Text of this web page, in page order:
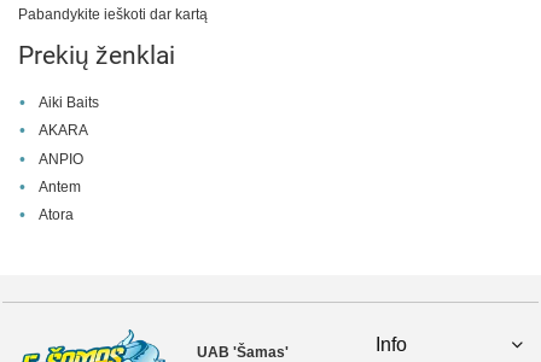
Pabandykite ieškoti dar kartą
Prekių ženklai
Aiki Baits
AKARA
ANPIO
Antem
Atora
UAB 'Šamas'
Info